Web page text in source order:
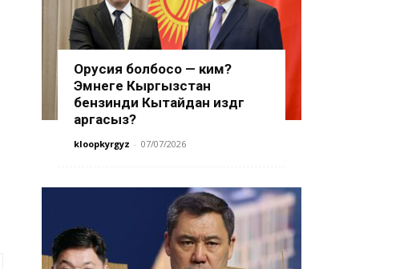
Орусия болбосо — ким?
Эмнеге Кыргызстан
бензинди Кытайдан издөөгө
аргасыз?
kloopkyrgyz - 07/07/2026